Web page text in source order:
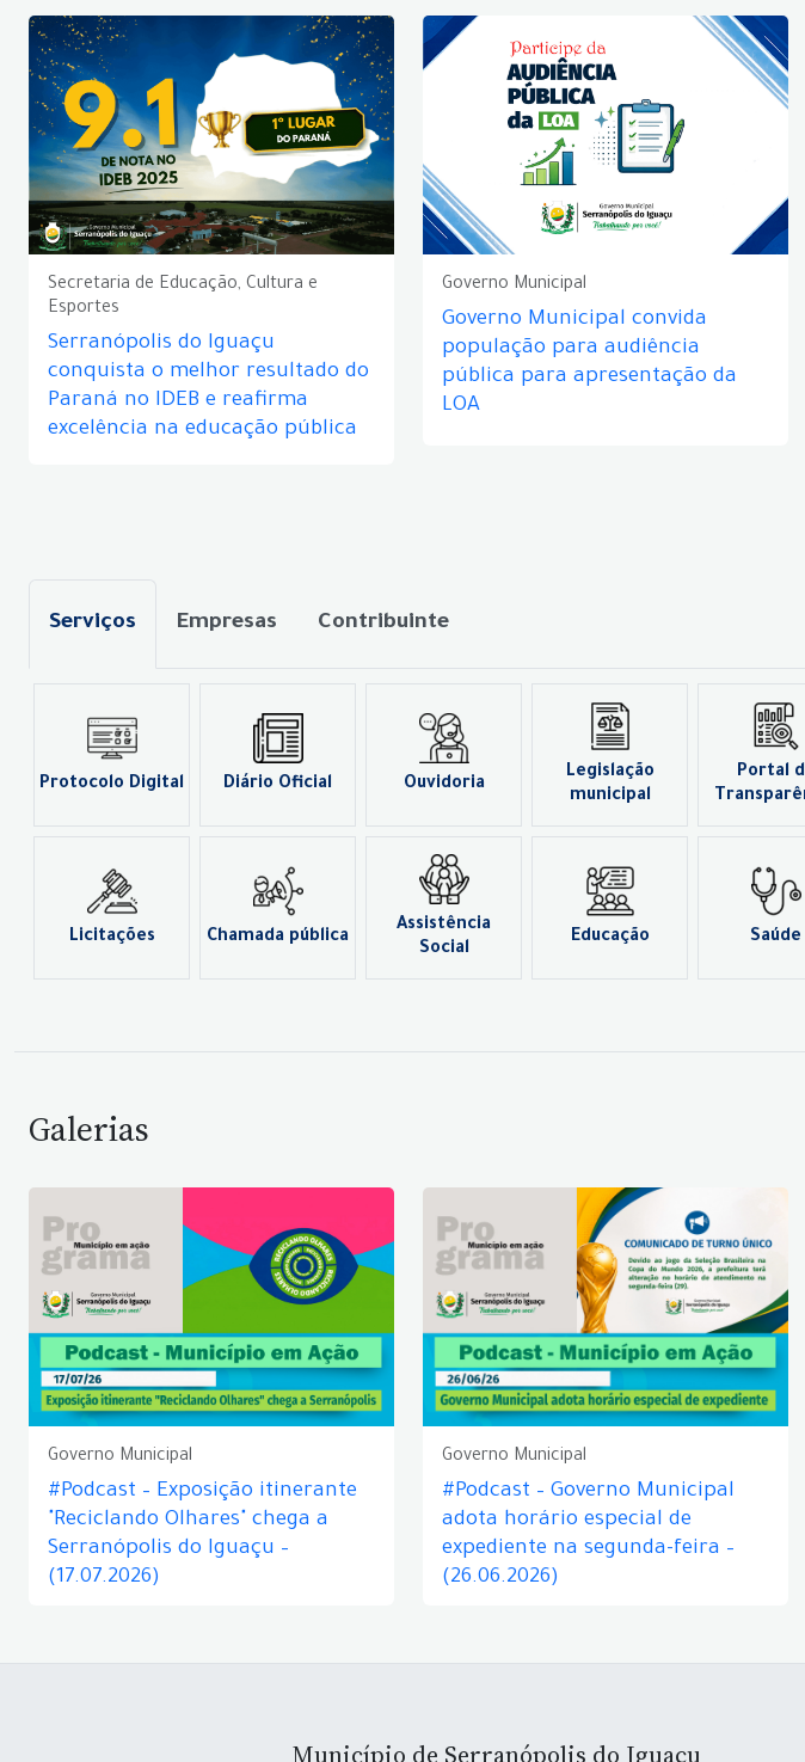
Secretaria de Educação, Cultura e
Esportes
Serranópolis do Iguaçu
conquista o melhor resultado do
Paraná no IDEB e reafirma
excelência na educação pública
Governo Municipal
Governo Municipal convida
população para audiência
pública para apresentação da
LOA
Serviços Empresas Contribuinte
Protocolo Digital Diário Oficial Ouvidoria
Legislação
municipal
Portal
Licitações Chamada pública
Assistência
Social
Educação Saúde
Galerias
Governo Municipal
#Podcast – Exposição itinerante
"Reciclando Olhares" chega a
Serranópolis do Iguaçu –
(17.07.2026)
Governo Municipal
#Podcast – Governo Municipal
adota horário especial de
expediente na segunda-feira –
(26.06.2026)
Município de Serranópolis do Iguaçu